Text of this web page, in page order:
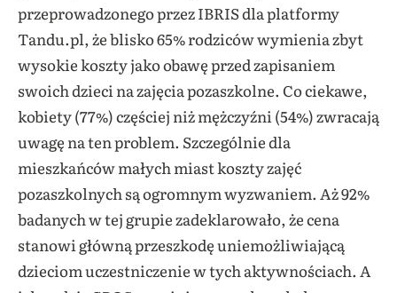
przeprowadzonego przez IBRIS dla platformy
Tandu.pl, że blisko 65% rodziców wymienia zbyt
wysokie koszty jako obawę przed zapisaniem
swoich dzieci na zajęcia pozaszkolne. Co ciekawe,
kobiety (77%) częściej niż mężczyźni (54%) zwracają
uwagę na ten problem. Szczególnie dla
mieszkańców małych miast koszty zajęć
pozaszkolnych są ogromnym wyzwaniem. Aż 92%
badanych w tej grupie zadeklarowało, że cena
stanowi główną przeszkodę uniemożliwiającą
dzieciom uczestniczenie w tych aktywnościach. A